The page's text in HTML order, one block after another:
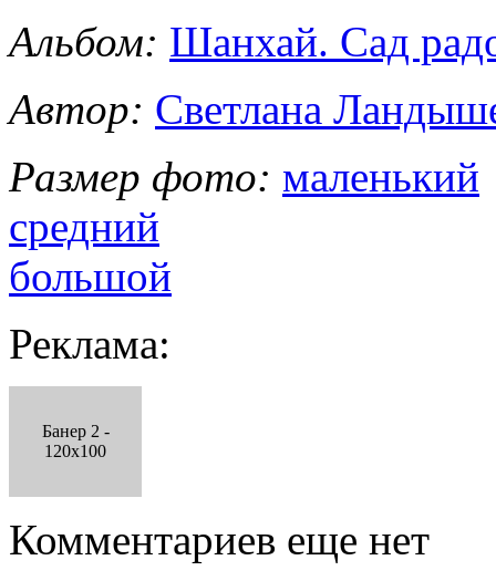
Альбом: Шанхай. Сад
Автор: Светлана
Размер фото: маленький
средний
большой
Реклама:
Банер 2 -
120x100
Комментариев еще нет